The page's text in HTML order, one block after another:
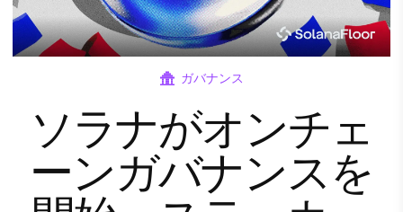
ガバナンス
ソラナがオンチェ
ーンガバナンスを